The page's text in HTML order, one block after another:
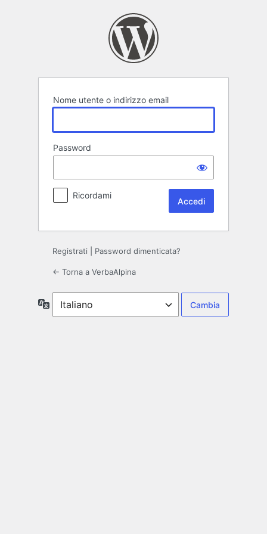
Nome utente o indirizzo email
Password
Ricordami
Registrati Password dimenticata?
← Torna a VerbaAlpina
Lingua